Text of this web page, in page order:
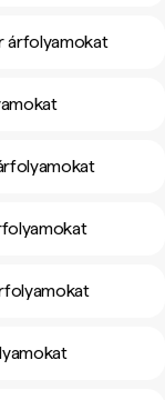
árfolyamokat